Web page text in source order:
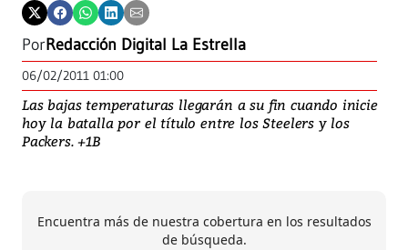
PorRedacción Digital La Estrella
06/02/2011 01:00
Las bajas temperaturas llegarán a su fin cuando inicie
hoy la batalla por el título entre los Steelers y los
Packers. +1B
Encuentra más de nuestra cobertura en los resultados
de búsqueda.